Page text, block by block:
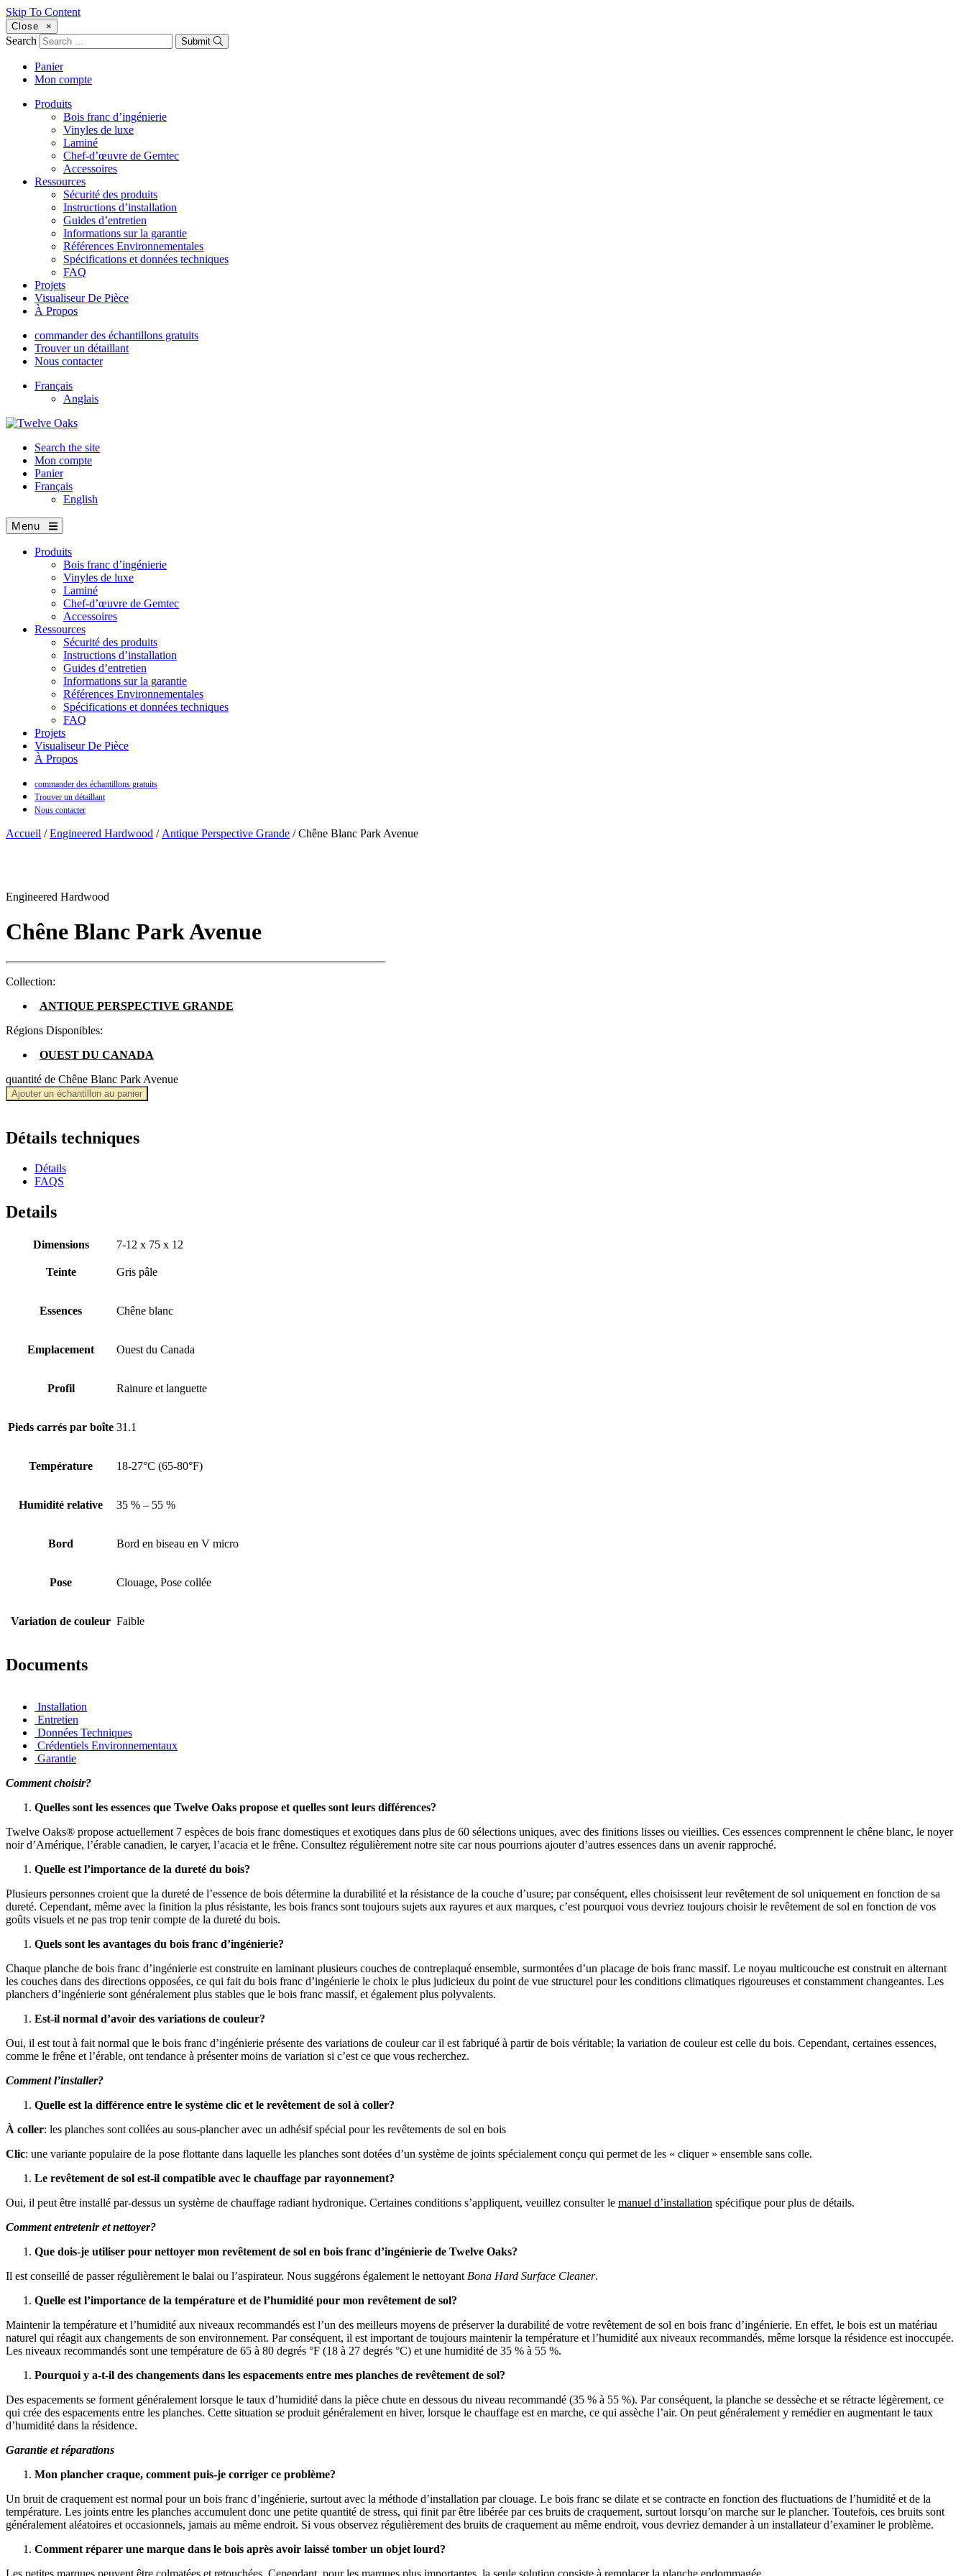
Skip To Content
Close ×
Search Submit
Panier
Mon compte
Produits
Bois franc d’ingénierie
Vinyles de luxe
Laminé
Chef-d’œuvre de Gemtec
Accessoires
Ressources
Sécurité des produits
Instructions d’installation
Guides d’entretien
Informations sur la garantie
Références Environnementales
Spécifications et données techniques
FAQ
Projets
Visualiseur De Pièce
À Propos
commander des échantillons gratuits
Trouver un détaillant
Nous contacter
Français
Anglais
Search the site
Mon compte
Panier
Français
English
Menu
Produits
Bois franc d’ingénierie
Vinyles de luxe
Laminé
Chef-d’œuvre de Gemtec
Accessoires
Ressources
Sécurité des produits
Instructions d’installation
Guides d’entretien
Informations sur la garantie
Références Environnementales
Spécifications et données techniques
FAQ
Projets
Visualiseur De Pièce
À Propos
commander des échantillons gratuits
Trouver un détaillant
Nous contacter
Accueil /Engineered Hardwood / Antique Perspective Grande / Chêne Blanc Park Avenue
Engineered Hardwood
Chêne Blanc Park Avenue
Collection:
ANTIQUE PERSPECTIVE GRANDE
Régions Disponibles:
OUEST DU CANADA
quantité de Chêne Blanc Park Avenue
Ajouter un échantillon au panier
Détails techniques
Détails
FAQS
Details
Dimensions 7-12 x 75 x 12
Teinte Gris pâle
Essences Chêne blanc
Emplacement Ouest du Canada
Profil Rainure et languette
Pieds carrés par boîte 31.1
Température 18-27°C (65-80°F)
Humidité relative 35 % – 55 %
Bord Bord en biseau en V micro
Pose Clouage, Pose collée
Variation de couleur Faible
Documents
Installation
Entretien
Données Techniques
Crédentiels Environnementaux
Garantie
Comment choisir?
Quelles sont les essences que Twelve Oaks propose et quelles sont leurs différences?
Twelve Oaks® propose actuellement 7 espèces de bois franc domestiques et exotiques dans plus de 60 sélections uniques, avec des finitions lisses ou vieillies. Ces essences comprennent le chêne blanc, le noyer
noir d’Amérique, l’érable canadien, le caryer, l’acacia et le frêne. Consultez régulièrement notre site car nous pourrions ajouter d’autres essences dans un avenir rapproché.
Quelle est l’importance de la dureté du bois?
Plusieurs personnes croient que la dureté de l’essence de bois détermine la durabilité et la résistance de la couche d’usure; par conséquent, elles choisissent leur revêtement de sol uniquement en fonction de sa
dureté. Cependant, même avec la finition la plus résistante, les bois francs sont toujours sujets aux rayures et aux marques, c’est pourquoi vous devriez toujours choisir le revêtement de sol en fonction de vos
goûts visuels et ne pas trop tenir compte de la dureté du bois.
Quels sont les avantages du bois franc d’ingénierie?
Chaque planche de bois franc d’ingénierie est construite en laminant plusieurs couches de contreplaqué ensemble, surmontées d’un placage de bois franc massif. Le noyau multicouche est construit en alternant
les couches dans des directions opposées, ce qui fait du bois franc d’ingénierie le choix le plus judicieux du point de vue structurel pour les conditions climatiques rigoureuses et constamment changeantes. Les
planchers d’ingénierie sont généralement plus stables que le bois franc massif, et également plus polyvalents.
Est-il normal d’avoir des variations de couleur?
Oui, il est tout à fait normal que le bois franc d’ingénierie présente des variations de couleur car il est fabriqué à partir de bois véritable; la variation de couleur est celle du bois. Cependant, certaines essences,
comme le frêne et l’érable, ont tendance à présenter moins de variation si c’est ce que vous recherchez.
Comment l’installer?
Quelle est la différence entre le système clic et le revêtement de sol à coller?
À coller: les planches sont collées au sous-plancher avec un adhésif spécial pour les revêtements de sol en bois
Clic: une variante populaire de la pose flottante dans laquelle les planches sont dotées d’un système de joints spécialement conçu qui permet de les « cliquer » ensemble sans colle.
Le revêtement de sol est-il compatible avec le chauffage par rayonnement?
Oui, il peut être installé par-dessus un système de chauffage radiant hydronique. Certaines conditions s’appliquent, veuillez consulter le manuel d’installation spécifique pour plus de détails.
Comment entretenir et nettoyer?
Que dois-je utiliser pour nettoyer mon revêtement de sol en bois franc d’ingénierie de Twelve Oaks?
Il est conseillé de passer régulièrement le balai ou l’aspirateur. Nous suggérons également le nettoyant Bona Hard Surface Cleaner.
Quelle est l’importance de la température et de l’humidité pour mon revêtement de sol?
Maintenir la température et l’humidité aux niveaux recommandés est l’un des meilleurs moyens de préserver la durabilité de votre revêtement de sol en bois franc d’ingénierie. En effet, le bois est un matériau
naturel qui réagit aux changements de son environnement. Par conséquent, il est important de toujours maintenir la température et l’humidité aux niveaux recommandés, même lorsque la résidence est inoccupée.
Les niveaux recommandés sont une température de 65 à 80 degrés °F (18 à 27 degrés °C) et une humidité de 35 % à 55 %.
Pourquoi y a-t-il des changements dans les espacements entre mes planches de revêtement de sol?
Des espacements se forment généralement lorsque le taux d’humidité dans la pièce chute en dessous du niveau recommandé (35 % à 55 %). Par conséquent, la planche se dessèche et se rétracte légèrement, ce
qui crée des espacements entre les planches. Cette situation se produit généralement en hiver, lorsque le chauffage est en marche, ce qui assèche l’air. On peut généralement y remédier en augmentant le taux
d’humidité dans la résidence.
Garantie et réparations
Mon plancher craque, comment puis-je corriger ce problème?
Un bruit de craquement est normal pour un bois franc d’ingénierie, surtout avec la méthode d’installation par clouage. Le bois franc se dilate et se contracte en fonction des fluctuations de l’humidité et de la
température. Les joints entre les planches accumulent donc une petite quantité de stress, qui finit par être libérée par ces bruits de craquement, surtout lorsqu’on marche sur le plancher. Toutefois, ces bruits sont
généralement aléatoires et occasionnels, jamais au même endroit. Si vous observez régulièrement des bruits de craquement au même endroit, vous devriez demander à un installateur d’examiner le problème.
Comment réparer une marque dans le bois après avoir laissé tomber un objet lourd?